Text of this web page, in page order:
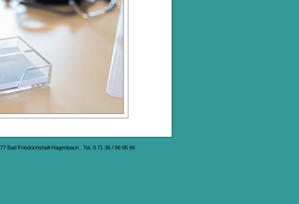
Bad Friedrichshall-Hagenbach . Tel. 0 71 36 / 96 95 66